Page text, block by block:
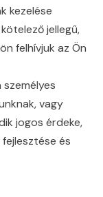
kezelése
jellegű,
felhívjuk az Ön
vagy
jogos érdeke,
és